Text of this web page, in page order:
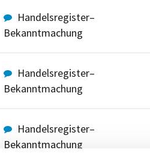
Handelsregister–
Bekanntmachung
Handelsregister–
Bekanntmachung
Handelsregister–
Bekanntmachung